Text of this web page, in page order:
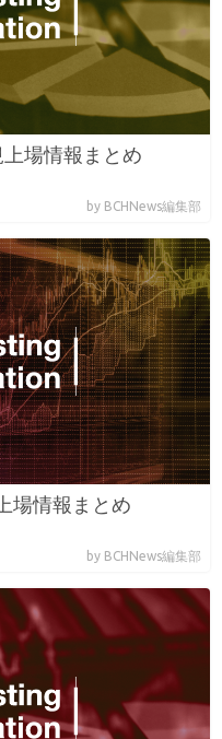
場情報まとめ
by BCHNews編集部
場情報まとめ
by BCHNews編集部